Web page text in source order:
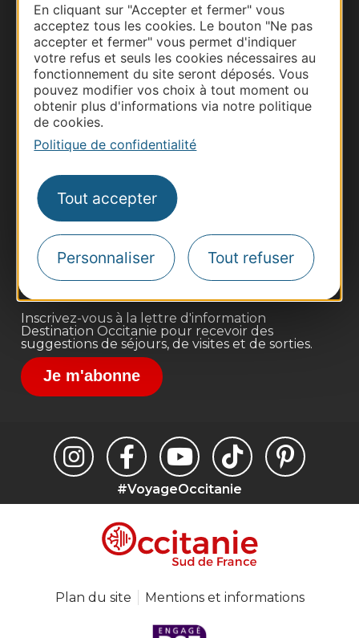
En cliquant sur "Accepter et fermer" vous
acceptez tous les cookies. Le bouton "Ne pas
accepter et fermer" vous permet d'indiquer
votre refus et seuls les cookies nécessaires au
fonctionnement du site seront déposés. Vous
pouvez modifier vos choix à tout moment ou
obtenir plus d'informations via notre politique
de cookies.
Politique de confidentialité
Tout accepter
Personnaliser Tout refuser
Thermalisme
Business/Mice
Pros d'Occitanie
Site presse et d'influence
Voyagistes
Inscrivez-vous à la lettre d'information
Destination Occitanie pour recevoir des
suggestions de séjours, de visites et de sorties.
Je m'abonne
#VoyageOccitanie
Plan du site Mentions et informations